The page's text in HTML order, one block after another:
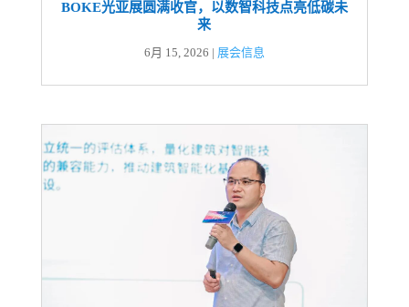
BOKE光亚展圆满收官，以数智科技点亮低碳未
来
6月 15, 2026 | 展会信息